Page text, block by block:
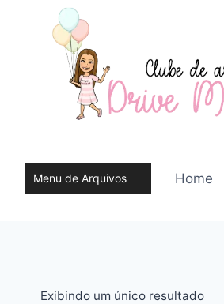
Menu de Arquivos Home
Exibindo um único resultado